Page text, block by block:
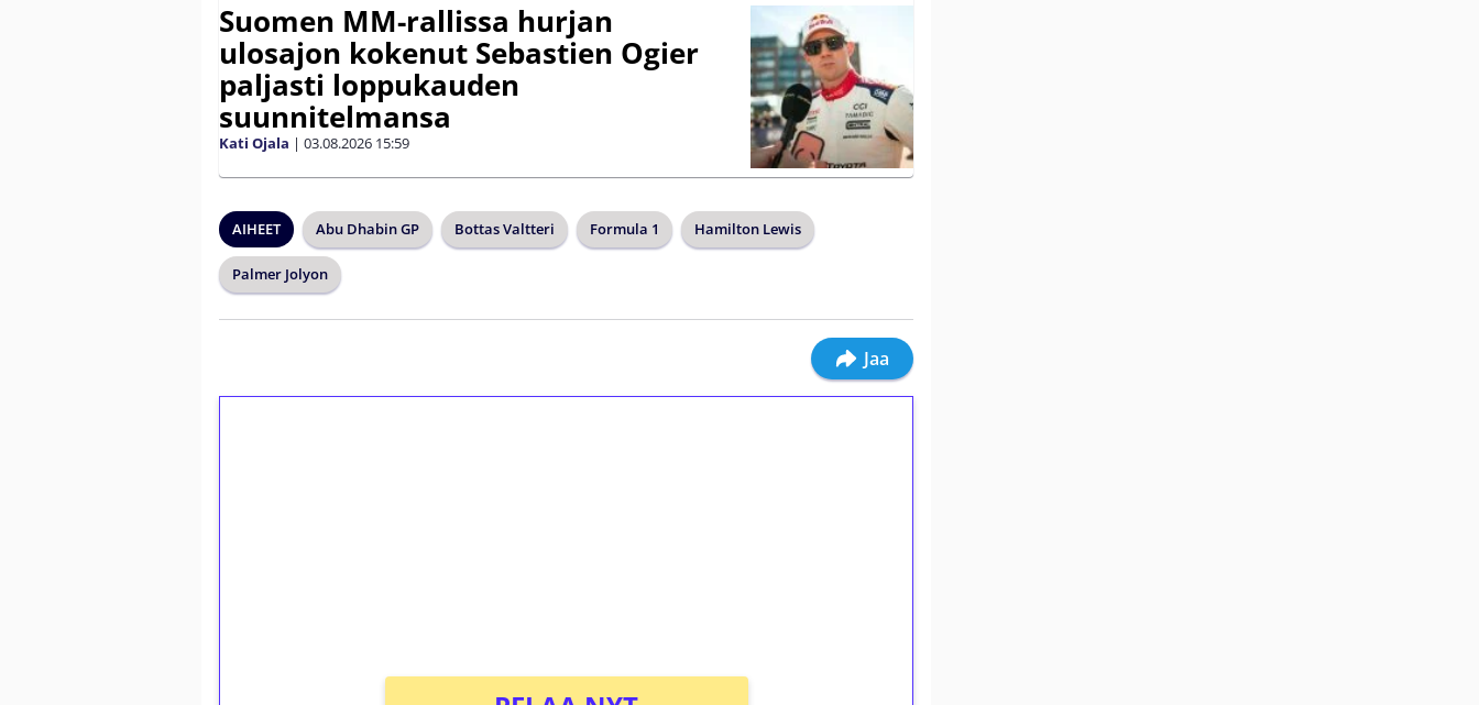
Suomen MM-rallissa hurjan
ulosajon kokenut Sebastien Ogier
paljasti loppukauden
suunnitelmansa
Kati Ojala | 03.08.2026 15:59
AIHEET Abu Dhabin GP Bottas Valtteri Formula 1 Hamilton Lewis
Palmer Jolyon
Jaa